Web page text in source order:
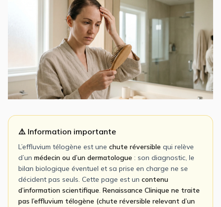
⚠️ Information importante
L’effluvium télogène est une chute réversible qui relève
d’un médecin ou d’un dermatologue : son diagnostic, le
bilan biologique éventuel et sa prise en charge ne se
décident pas seuls. Cette page est un contenu
d’information scientifique. Renaissance Clinique ne traite
pas l’effluvium télogène (chute réversible relevant d’un